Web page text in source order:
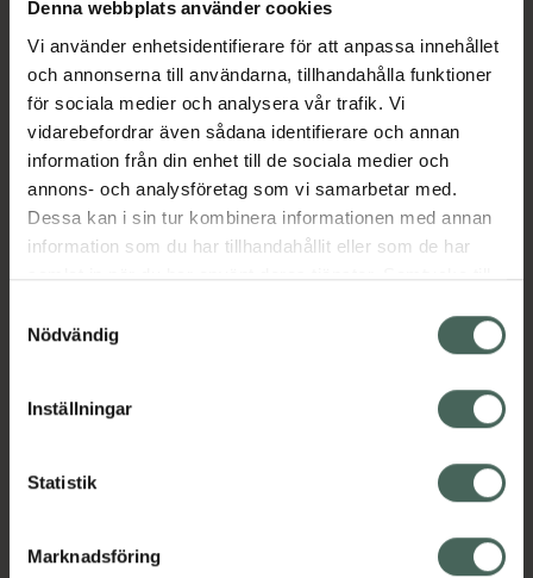
Denna webbplats använder cookies
Vi använder enhetsidentifierare för att anpassa innehållet
och annonserna till användarna, tillhandahålla funktioner
för sociala medier och analysera vår trafik. Vi
vidarebefordrar även sådana identifierare och annan
information från din enhet till de sociala medier och
annons- och analysföretag som vi samarbetar med.
Dessa kan i sin tur kombinera informationen med annan
information som du har tillhandahållit eller som de har
samlat in när du har använt deras tjänster. Samtycke till
återkalla ditt samtycke via webbplatsens
cookieinställningar. Ett återkallat samtycke påverkar inte
lagligheten av behandling som skett innan återkallelsen.
Nödvändig
Inställningar
Statistik
Marknadsföring
design inspirerad av vit marmor med
bronsdetaljer som ger en extra touch till
rummet den står i. Tvålen rengör kroppen
skonsamt och lämnar den mjuk och
väldoftande. Innehåller Vitamin E och är
vegansk.
Jämförpris 0,14 kr/ml
EAN:00017854104891
Kategorier:
Kroppsvård
Omdömen Visa
Innehåll Visa
Instruktioner Visa